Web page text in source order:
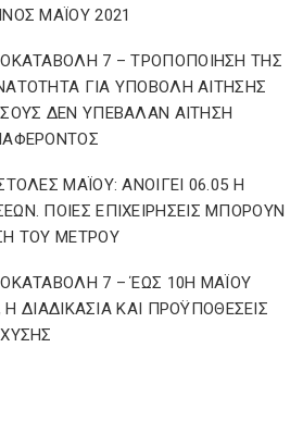
ΜΑΪΟΥ 2021
7 – ΤΡΟΠΟΠΟΙΗΣΗ ΤΗΣ
ΓΙΑ ΥΠΟΒΟΛΗ ΑΙΤΗΣΗΣ
ΔΕΝ ΥΠΕΒΑΛΑΝ ΑΙΤΗΣΗ
ΜΑΪΟΥ: ΑΝΟΙΓΕΙ 06.05 Η
ΠΟΙΕΣ ΕΠΙΧΕΙΡΗΣΕΙΣ ΜΠΟΡΟΥΝ
ΤΟΥ ΜΕΤΡΟΥ
7 – ΈΩΣ 10Η ΜΑΪΟΥ
Η ΔΙΑΔΙΚΑΣΙΑ ΚΑΙ ΠΡΟΫΠΟΘΕΣΕΙΣ